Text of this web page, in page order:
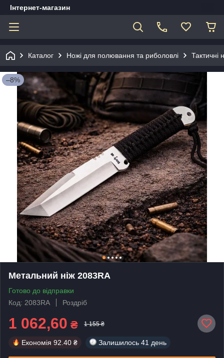
Інтернет-магазин
Каталог Ножі для полювання та риболовлі Тактичні
–8%
Метальний ніж 2083RA
Готово до відправки
Код: 2083RA
Роздріб
1 062,60 ₴ 1 155 ₴
Економія 92.40 ₴ Залишилось 41 день